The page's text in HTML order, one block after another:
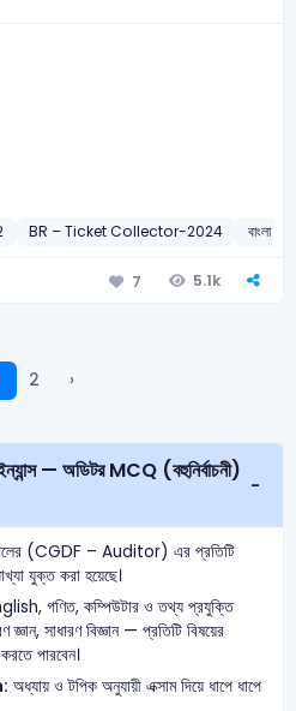
BR – Ticket Collector-2024 বাংলা
7 5.1k
2 ›
— অডিটর MCQ (বহুনির্বাচনী)
(CGDF – Auditor) এর প্রতিটি
যুক্ত করা হয়েছে।
গণিত, কম্পিউটার ও তথ্য প্রযুক্তি
সাধারণ বিজ্ঞান — প্রতিটি বিষয়ের
পারবেন।
অধ্যায় ও টপিক অনুযায়ী এক্সাম দিয়ে ধাপে ধাপে